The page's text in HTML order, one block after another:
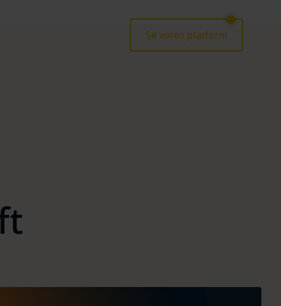
Se vores platform